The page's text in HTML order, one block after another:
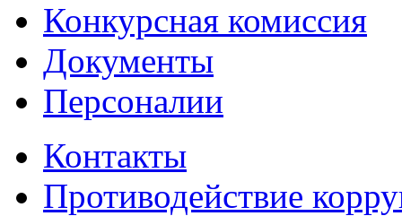
Конкурсная комиссия
Документы
Персоналии
Контакты
Противодействие